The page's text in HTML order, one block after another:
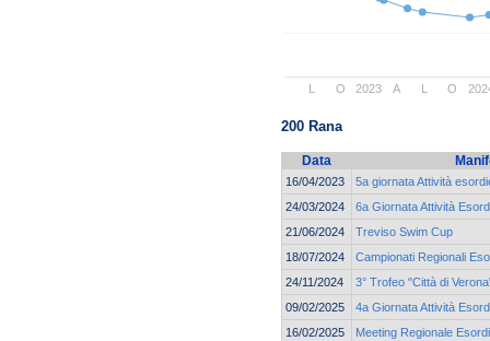
2023
L O A L O
200 Rana
Data
16/04/2023
5a giornata Attività
24/03/2024
6a Giornata Attività
21/06/2024
Treviso Swim Cup
18/07/2024
Campionati Regionali
24/11/2024
3° Trofeo "Città di
09/02/2025
4a Giornata Attività
16/02/2025
Meeting Regionale